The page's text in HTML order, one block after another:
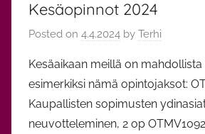
e
Kesäopinnot 2024
Posted on 4.4.2024 by Terhi
Kesäaikaan meillä on
esimerkiksi nämä opintojaksot:
Kaupallisten sopimusten
neuvotteleminen, 2 op OTMV1092